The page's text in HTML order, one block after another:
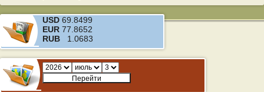
USD 69.8499
EUR 77.8652
RUB 1.0683